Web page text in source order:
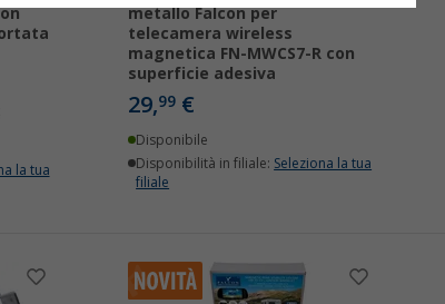
la tua
metallo Falcon per
telecamera wireless
magnetica FN-MWCS7-R con
superficie adesiva
29,99€
Disponibile
Disponibilità in filiale: Seleziona la tua
filiale